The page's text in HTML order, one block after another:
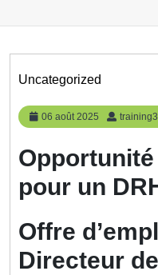
Uncategorized
06 août 2025
06
août
Opportunité
pour un
Offre
Directeur